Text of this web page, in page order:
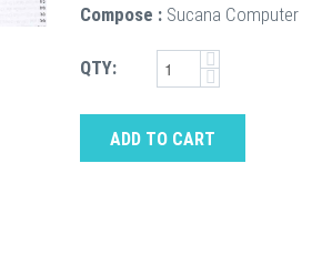
Compose : Sucana Computer
QTY:
ADD TO CART